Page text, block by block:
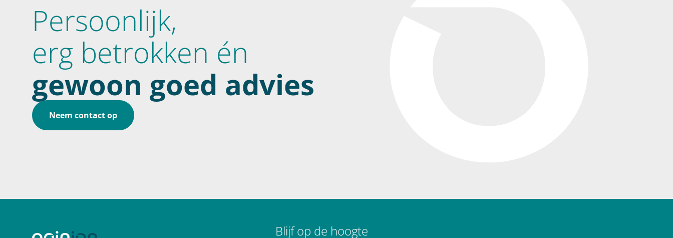
Persoonlijk,
erg betrokken én
gewoon goed advies
Neem contact op
Blijf op de hoogte